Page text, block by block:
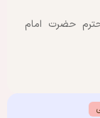
حضرت امام